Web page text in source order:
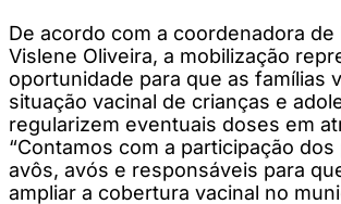
De acordo com a coordenadora de
Vislene Oliveira, a mobilização
oportunidade para que as famílias
situação vacinal de crianças e
regularizem eventuais doses em
“Contamos com a participação dos
avôs, avós e responsáveis para
ampliar a cobertura vacinal no